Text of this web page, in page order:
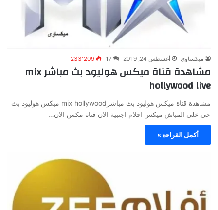
ميكساوى أغسطس 24, 2019 17 233٬209
مشاهدة قناة ميكس هوليود بث مباشر mix
hollywood live
مشاهدة قناة ميكس هوليود بث مباشرmix hollywood ميكس هوليود بث
حى على المباش ميكس افلام اجنبية الان قناة مكس الان…
أكمل القراءة »